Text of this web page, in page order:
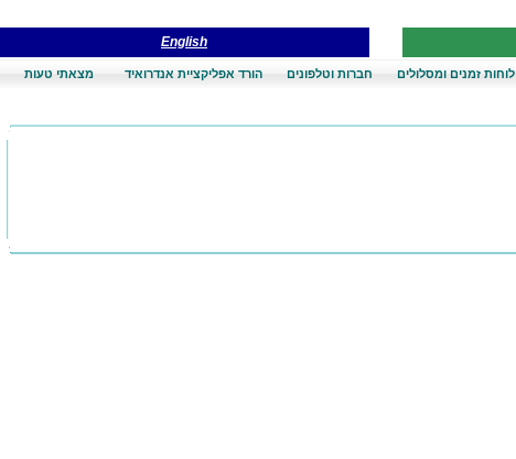
English
לוחות זמנים ומסלולים חברות וטלפונים הורד אפליקציית אנדרואיד מצאתי טעות